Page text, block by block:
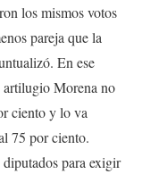
los mismos votos
pareja que la
En ese
artilugio Morena no
ciento y lo va
75 por ciento.
para exigir